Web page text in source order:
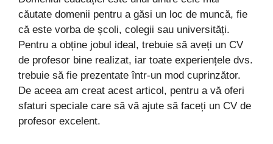
căutate domenii pentru a găsi un loc de muncă, fie
că este vorba de școli, colegii sau universități.
Pentru a obține jobul ideal, trebuie să aveți un CV
de profesor bine realizat, iar toate experiențele dvs.
trebuie să fie prezentate într-un mod cuprinzător.
De aceea am creat acest articol, pentru a vă oferi
sfaturi speciale care să vă ajute să faceți un CV de
profesor excelent.